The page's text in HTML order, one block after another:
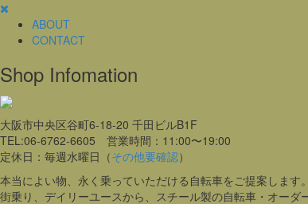
ABOUT
CONTACT
Shop Infomation
大阪市中央区谷町6-18-20 千田ビルB1F
TEL:06-6762-6605 営業時間：11:00〜19:00
定休日：毎週水曜日（その他要確認）
本当によい物、永く乗っていただける自転車をご提案します
街乗り、デイリーユースから、スチール製の自転車・オーダ